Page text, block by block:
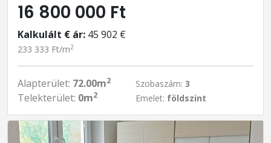
16 800 000 Ft
Kalkulált € ár: 45 902 €
233 333 Ft/m2
Alapterület: 72.00m2
Telekterület: 0m2
Szobaszám: 3
Emelet: földszint